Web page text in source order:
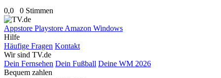
0,0 0 Stimmen
Appstore Playstore Amazon Windows
Hilfe
Häufige Fragen Kontakt
Wir sind TV.de
Dein Fernsehen Dein Fußball Deine WM 2026
Bequem zahlen